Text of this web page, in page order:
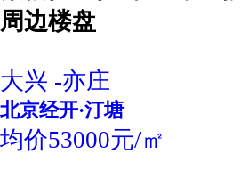
周边楼盘
大兴 -亦庄
北京经开·汀塘
均价53000元/㎡